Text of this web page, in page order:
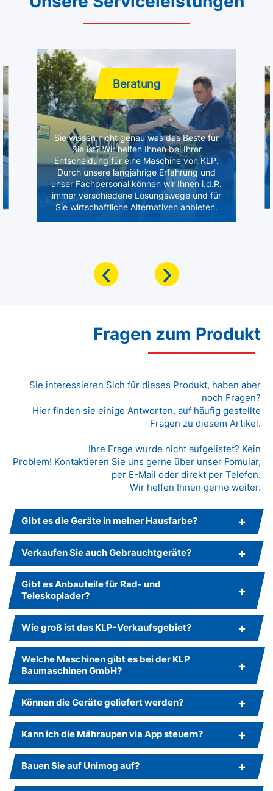
Beratung
Sie wissen nicht genau was das Beste für
Sie ist? Wir helfen Ihnen bei Ihrer
Entscheidung für eine Maschine von KLP.
Durch unsere langjährige Erfahrung und
unser Fachpersonal können wir Ihnen i.d.R.
immer verschiedene Lösungswege und für
Sie wirtschaftliche Alternativen anbieten.
‹ ›
Fragen zum Produkt
Sie interessieren Sich für dieses Produkt, haben aber
noch Fragen?
Hier finden sie einige Antworten, auf häufig gestellte
Fragen zu diesem Artikel.
Ihre Frage wurde nicht aufgelistet? Kein
Problem! Kontaktieren Sie uns gerne über unser Fomular,
per E-Mail oder direkt per Telefon.
Wir helfen Ihnen gerne weiter.
Gibt es die Geräte in meiner Hausfarbe?
Verkaufen Sie auch Gebrauchtgeräte?
Gibt es Anbauteile für Rad- und
Teleskoplader?
Wie groß ist das KLP-Verkaufsgebiet?
Welche Maschinen gibt es bei der KLP
Baumaschinen GmbH?
Können die Geräte geliefert werden?
Kann ich die Mähraupen via App steuern?
Bauen Sie auf Unimog auf?